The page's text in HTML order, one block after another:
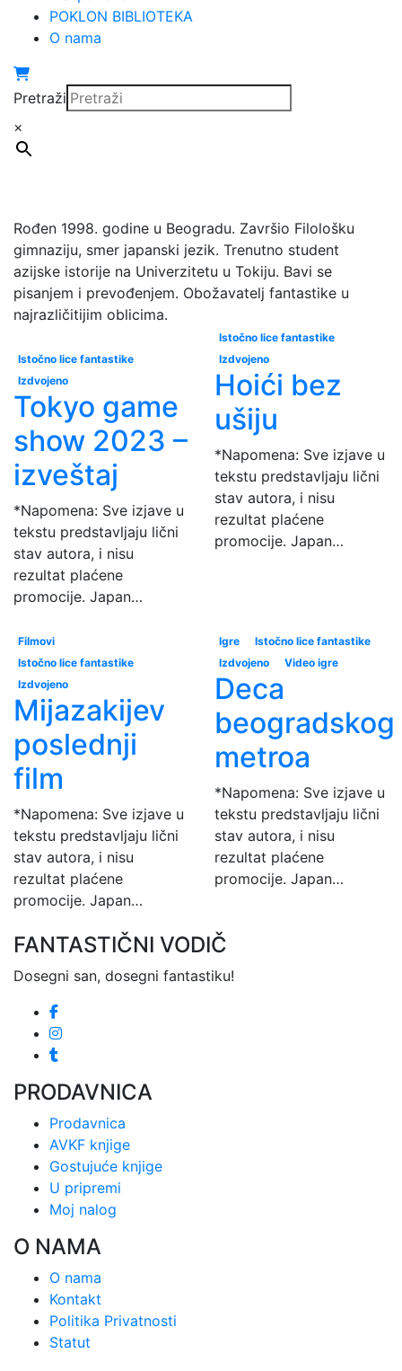
POKLON BIBLIOTEKA
O nama
Pretraži
×
Rođen 1998. godine u Beogradu. Završio Filološku
gimnaziju, smer japanski jezik. Trenutno student
azijske istorije na Univerzitetu u Tokiju. Bavi se
pisanjem i prevođenjem. Obožavatelj fantastike u
najrazličitijim oblicima.
Istočno lice fantastike
Izdvojeno
Tokyo game
show 2023 –
izveštaj
*Napomena: Sve izjave u
tekstu predstavljaju lični
stav autora, i nisu
rezultat plaćene
promocije. Japan…
Istočno lice fantastike
Izdvojeno
Hoići bez
ušiju
*Napomena: Sve izjave u
tekstu predstavljaju lični
stav autora, i nisu
rezultat plaćene
promocije. Japan…
Filmovi
Istočno lice fantastike
Izdvojeno
Mijazakijev
poslednji
film
*Napomena: Sve izjave u
tekstu predstavljaju lični
stav autora, i nisu
rezultat plaćene
promocije. Japan…
Igre
Istočno lice fantastike
Izdvojeno
Video igre
Deca
beogradskog
metroa
*Napomena: Sve izjave u
tekstu predstavljaju lični
stav autora, i nisu
rezultat plaćene
promocije. Japan…
FANTASTIČNI VODIČ
Dosegni san, dosegni fantastiku!
PRODAVNICA
Prodavnica
AVKF knjige
Gostujuće knjige
U pripremi
Moj nalog
O NAMA
O nama
Kontakt
Politika Privatnosti
Statut